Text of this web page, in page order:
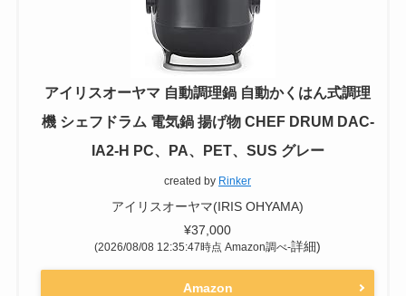
アイリスオーヤマ 自動調理鍋 自動かくはん式調理
機 シェフドラム 電気鍋 揚げ物 CHEF DRUM DAC-
IA2-H PC、PA、PET、SUS グレー
created by Rinker
アイリスオーヤマ(IRIS OHYAMA)
¥37,000
(2026/08/08 12:35:47時点 Amazon調べ-詳細)
Amazon